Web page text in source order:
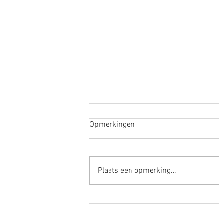
Workshops 25/26
Opmerkingen
Plaats een opmerking...